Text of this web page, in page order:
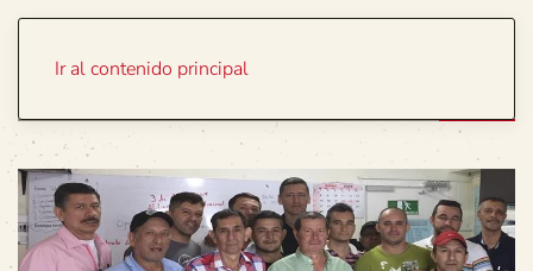
Ir al contenido principal